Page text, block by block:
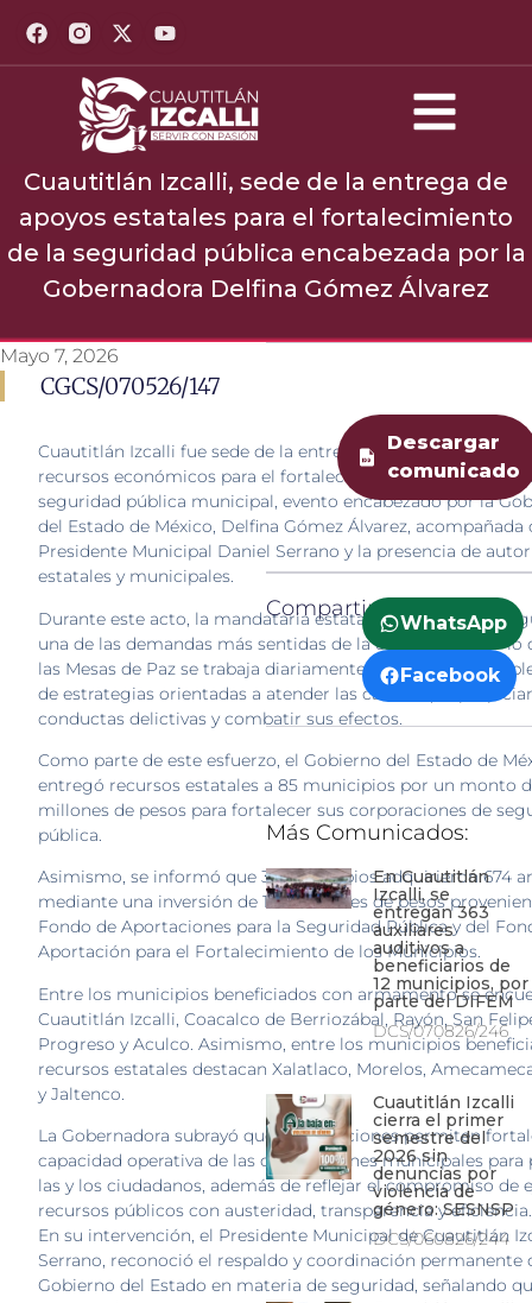
Cuautitlán Izcalli, sede de la entrega de
apoyos estatales para el fortalecimiento
de la seguridad pública encabezada por la
Gobernadora Delfina Gómez Álvarez
Mayo 7, 2026
CGCS/070526/147
Cuautitlán Izcalli fue sede de la entrega de armamento,
recursos económicos para el fortalecimiento de las
seguridad pública municipal, evento encabezado por la
del Estado de México, Delfina Gómez Álvarez, acompañada
Presidente Municipal Daniel Serrano y la presencia de
estatales y municipales.
Durante este acto, la mandataria estatal destacó que la
una de las demandas más sentidas de la ciudadanía, por lo
las Mesas de Paz se trabaja diariamente en el diseño e
de estrategias orientadas a atender las causas que
conductas delictivas y combatir sus efectos.
Como parte de este esfuerzo, el Gobierno del Estado de
entregó recursos estatales a 85 municipios por un monto
millones de pesos para fortalecer sus corporaciones de
pública.
Asimismo, se informó que 36 municipios adquirieron 674
mediante una inversión de 12.4 millones de pesos
Fondo de Aportaciones para la Seguridad Pública y del
Aportación para el Fortalecimiento de los Municipios.
Entre los municipios beneficiados con armamento se
Cuautitlán Izcalli, Coacalco de Berriozábal, Rayón, San
Progreso y Aculco. Asimismo, entre los municipios
recursos estatales destacan Xalatlaco, Morelos,
y Jaltenco.
La Gobernadora subrayó que estas acciones permiten
capacidad operativa de las corporaciones municipales para
las y los ciudadanos, además de reflejar el compromiso de
recursos públicos con austeridad, transparencia y
En su intervención, el Presidente Municipal de Cuautitlán
Serrano, reconoció el respaldo y coordinación permanente
Gobierno del Estado en materia de seguridad, señalando
Descargar
comunicado
Compartir:
WhatsApp
Facebook
Más Comunicados:
En Cuautitlán
Izcalli, se
entregan 363
auxiliares
auditivos a
beneficiarios de
12 municipios, por
parte del DIFEM
DCS/070826/246
Cuautitlán Izcalli
cierra el primer
semestre del
2026 sin
denuncias por
violencia de
género: SESNSP
DCS/060826/244